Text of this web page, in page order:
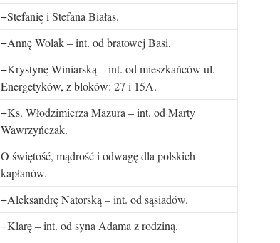
+Stefanię i Stefana Białas.
+Annę Wolak – int. od bratowej Basi.
+Krystynę Winiarską – int. od mieszkańców ul.
Energetyków, z bloków: 27 i 15A.
+Ks. Włodzimierza Mazura – int. od Marty
Wawrzyńczak.
O świętość, mądrość i odwagę dla polskich
kapłanów.
+Aleksandrę Natorską – int. od sąsiadów.
+Klarę – int. od syna Adama z rodziną.